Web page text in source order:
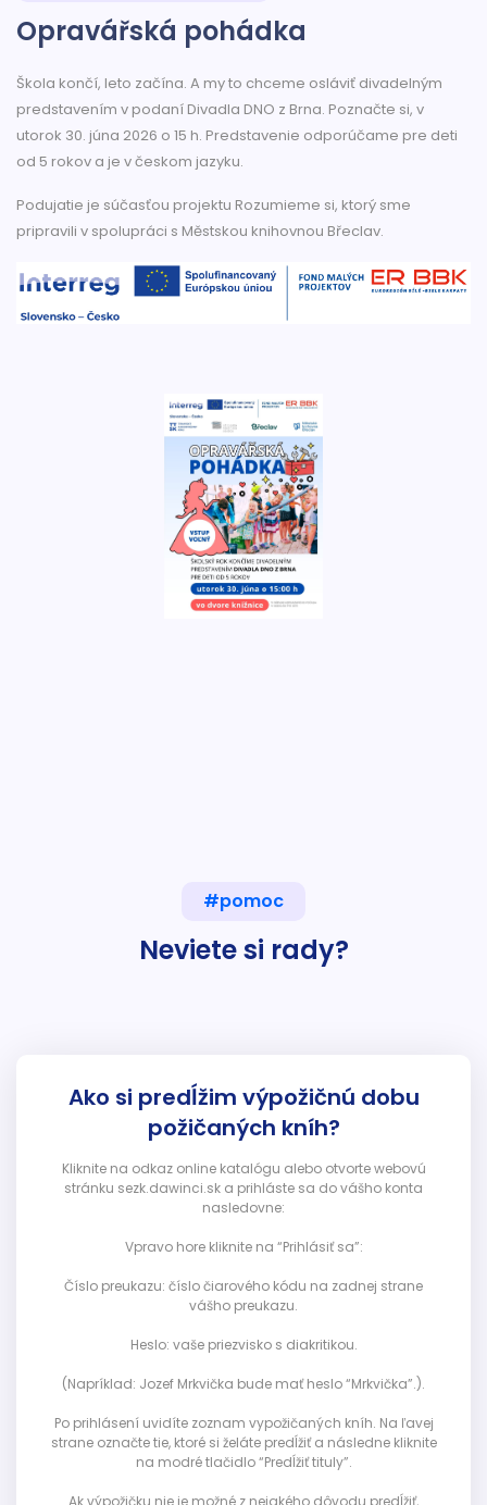
Opravářská pohádka
Škola končí, leto začína. A my to chceme osláviť divadelným
predstavením v podaní Divadla DNO z Brna. Poznačte si, v
utorok 30. júna 2026 o 15 h. Predstavenie odporúčame pre deti
od 5 rokov a je v českom jazyku.
Podujatie je súčasťou projektu Rozumieme si, ktorý sme
pripravili v spolupráci s Městskou knihovnou Břeclav.
#pomoc
Neviete si rady?
Ako si predĺžim výpožičnú dobu
požičaných kníh?
Kliknite na odkaz online katalógu alebo otvorte webovú
stránku sezk.dawinci.sk a prihláste sa do vášho konta
nasledovne:
Vpravo hore kliknite na “Prihlásiť sa”:
Číslo preukazu: číslo čiarového kódu na zadnej strane
vášho preukazu.
Heslo: vaše priezvisko s diakritikou.
(Napríklad: Jozef Mrkvička bude mať heslo “Mrkvička”.).
Po prihlásení uvidíte zoznam vypožičaných kníh. Na ľavej
strane označte tie, ktoré si želáte predĺžiť a následne kliknite
na modré tlačidlo “Predĺžiť tituly”.
Ak výpožičku nie je možné z nejakého dôvodu predĺžiť,